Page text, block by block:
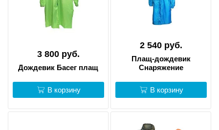
3 800 руб.
Дождевик Басег плащ
В корзину
2 540 руб.
Плащ-дождевик
Снаряжение
В корзину